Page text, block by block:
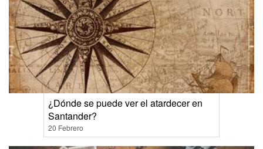
¿Dónde se puede ver el atardecer en
Santander?
20 Febrero